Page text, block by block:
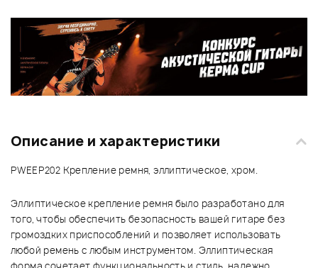
Описание и характеристики
PWEEP202 Крепление ремня, эллиптическое, хром.
Эллиптическое крепление ремня было разработано для
того, чтобы обеспечить безопасность вашей гитаре без
громоздких приспособлений и позволяет использовать
любой ремень с любым инструментом. Эллиптическая